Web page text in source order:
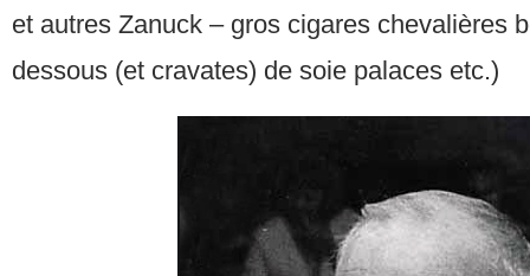
et autres Zanuck – gros cigares chevalières
dessous (et cravates) de soie palaces etc.)